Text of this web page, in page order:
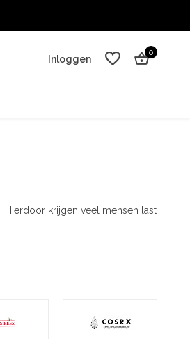
Inloggen
0
krijgen veel mensen last